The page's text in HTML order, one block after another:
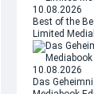
10.08.2026
Best of the
Limited
10.08.2026
Das